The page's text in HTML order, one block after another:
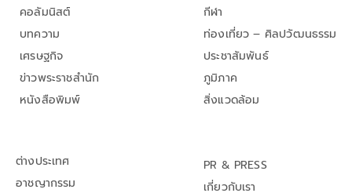
คอลัมนิสต์
บทความ
เศรษฐกิจ
ข่าวพระราชสำนัก
หนังสือพิมพ์
กีฬา
ท่องเที่ยว – ศิลปวัฒนธรรม
ประชาสัมพันธ์
ภูมิภาค
สิ่งแวดล้อม
ต่างประเทศ
อาชญากรรม
PR & PRESS
เกี่ยวกับเรา